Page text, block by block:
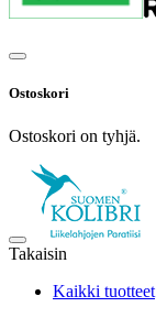
Ostoskori
Ostoskori on tyhjä.
Takaisin
Kaikki tuotteet